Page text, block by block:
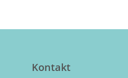
Kontakt